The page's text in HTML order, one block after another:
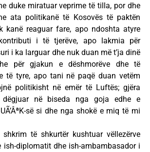
duke miratuar veprime të tilla, por dhe
ata politikanë të Kosovës të paktën
kanë reaguar fare, apo ndoshta atyre
i të tjerëve, apo lakmia për
i ka larguar dhe nuk duan më t’ja dinë
për gjakun e dëshmorëve dhe të
të tyre, apo tani në paqë duan vetëm
politikisht në emër të Luftës; gjëra
në biseda nga goja edhe e
së si dhe nga shokë e miq të mi
të shkurtër kushtuar vëllezërve
ish-diplomatit dhe ish-ambambasador i